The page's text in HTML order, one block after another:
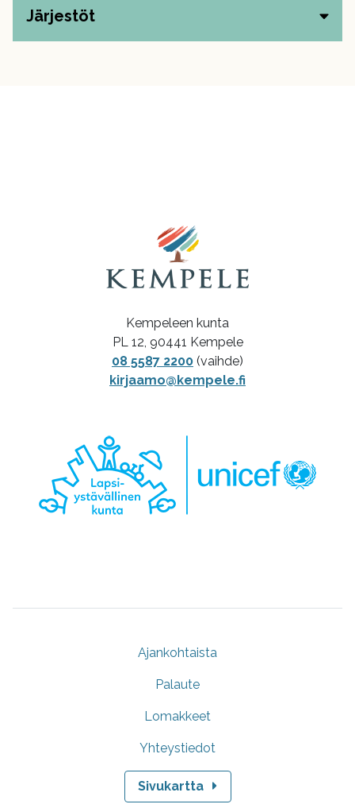
Järjestöt
Kempeleen kunta
PL 12, 90441 Kempele
08 5587 2200 (vaihde)
kirjaamo@kempele.fi
Ajankohtaista
Palaute
Lomakkeet
Yhteystiedot
Sivukartta